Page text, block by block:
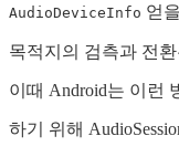
AudioDeviceInfo 얻
목적지의 검측과 전
이때 Android는 이런
하기 위해